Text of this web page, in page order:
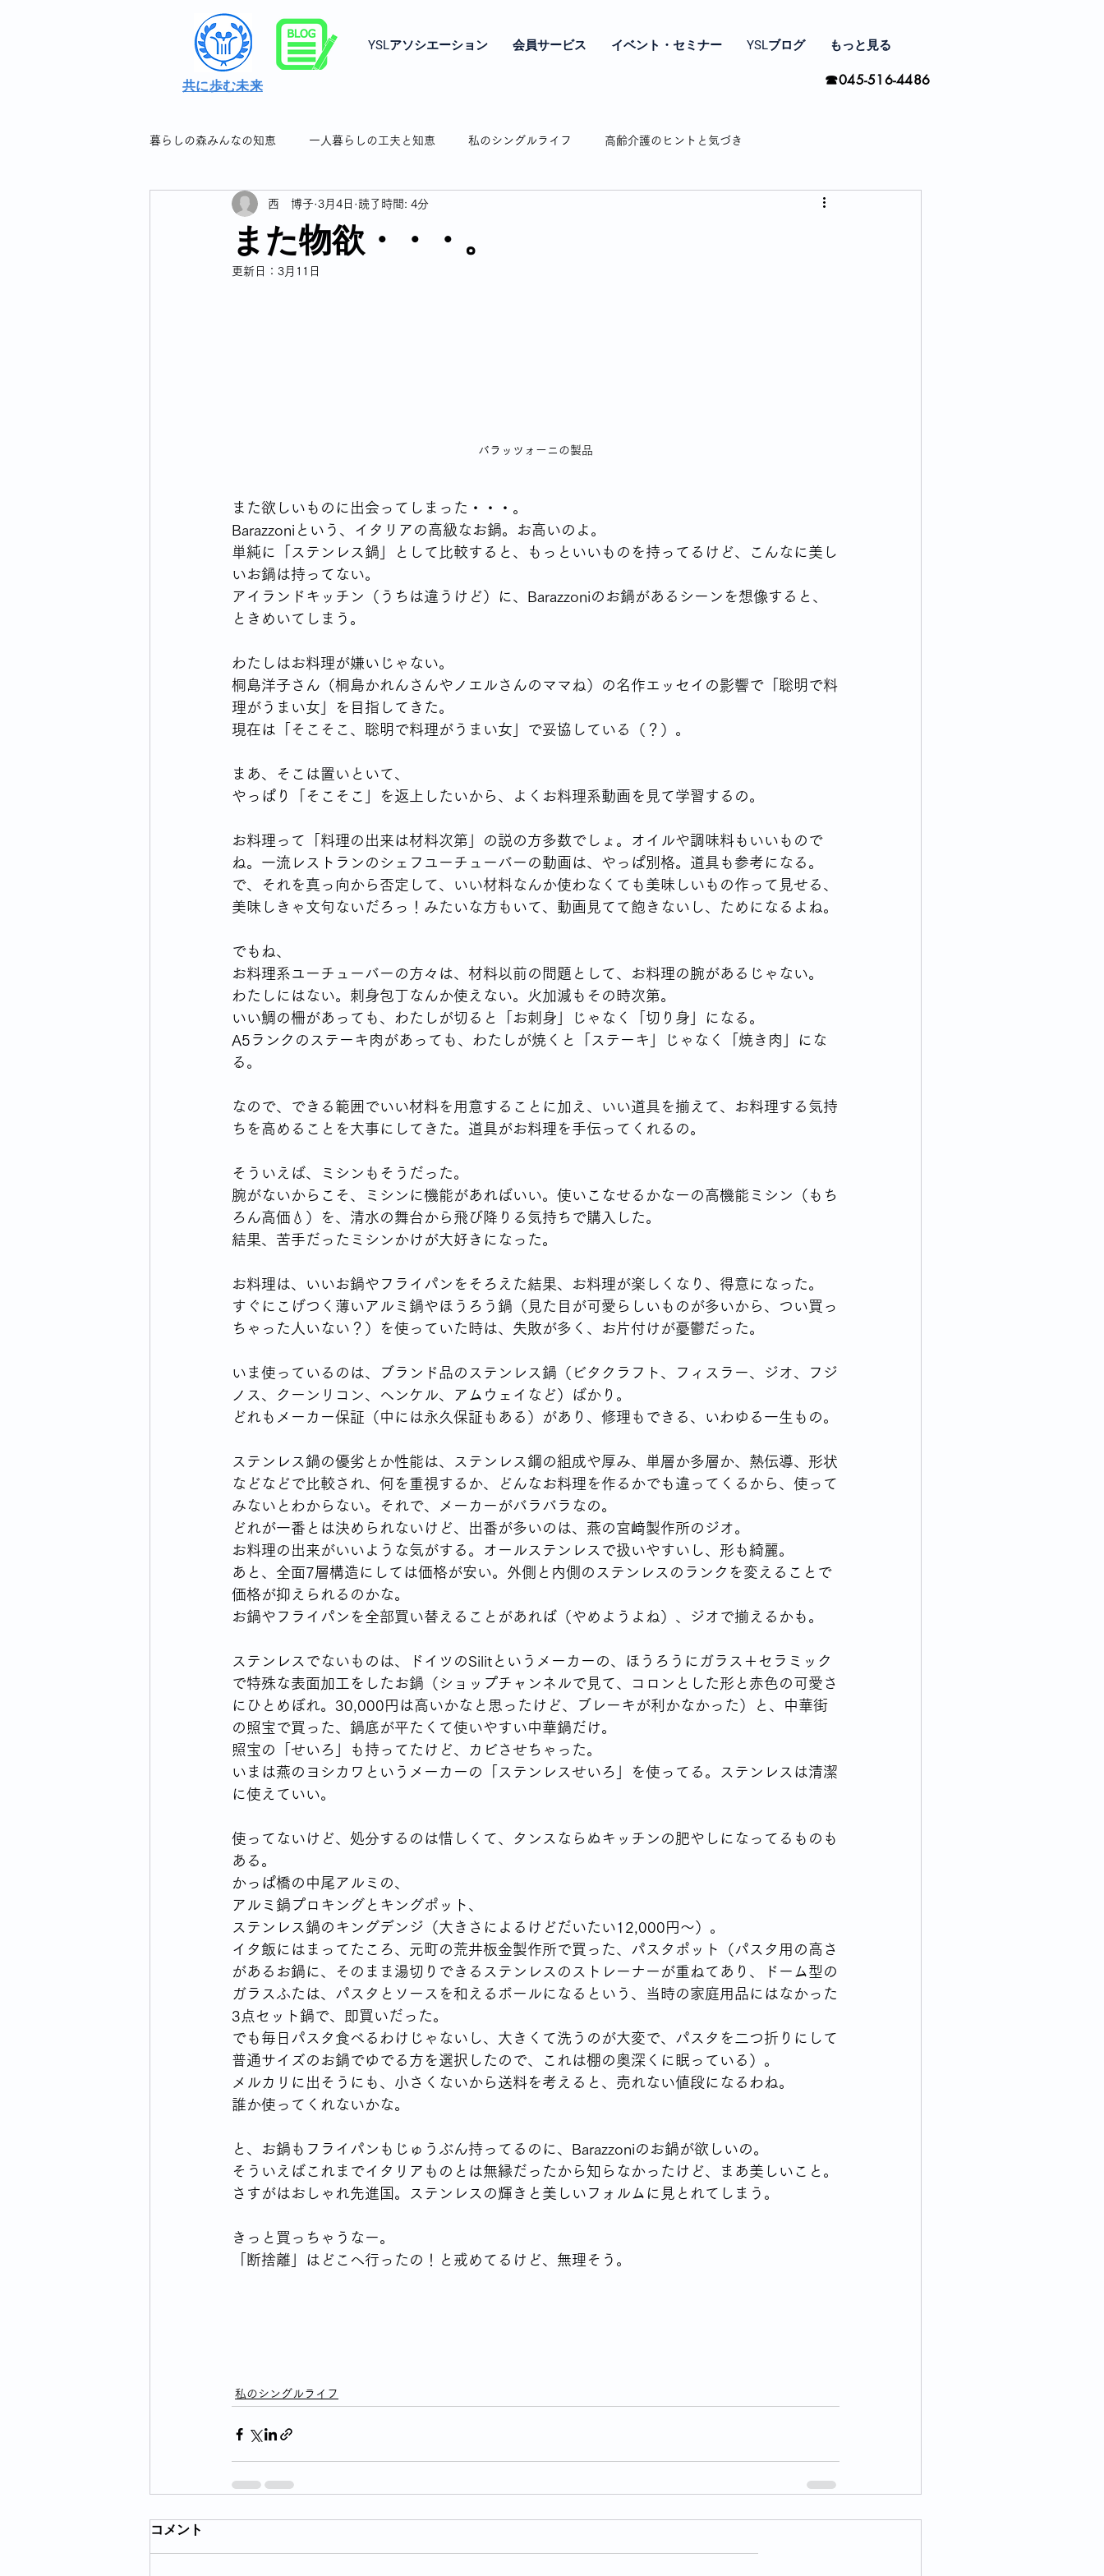
共に歩む未来
YSLアソシエーション 会員サービス イベント・セミナー YSLブログ もっと見る
☎045-516-4486
暮らしの森みんなの知恵 一人暮らしの工夫と知恵 私のシングルライフ 高齢介護のヒントと気づき
シングル女性の暮らしの知恵＆つぶやき シングル女性の年金とお金の話
シングル女性のフレイル対策
毎日の買い物どうしてますか 高齢者の住宅事情
また物欲・・・。
西 博子 3月4日 読了時間: 4分
更新日： 3月11日
バラッツォーニの製品
また欲しいものに出会ってしまった・・・。
Barazzoniという、イタリアの高級なお鍋。お高いのよ。
単純に「ステンレス鍋」として比較すると、もっといいものを持ってるけど、こんなに美し
いお鍋は持ってない。
アイランドキッチン（うちは違うけど）に、Barazzoniのお鍋があるシーンを想像すると、
ときめいてしまう。
わたしはお料理が嫌いじゃない。
桐島洋子さん（桐島かれんさんやノエルさんのママね）の名作エッセイの影響で「聡明で料
理がうまい女」を目指してきた。
現在は「そこそこ、聡明で料理がうまい女」で妥協している（？）。
まあ、そこは置いといて、
やっぱり「そこそこ」を返上したいから、よくお料理系動画を見て学習するの。
お料理って「料理の出来は材料次第」の説の方多数でしょ。オイルや調味料もいいもので
ね。一流レストランのシェフユーチューバーの動画は、やっぱ別格。道具も参考になる。
で、それを真っ向から否定して、いい材料なんか使わなくても美味しいもの作って見せる、
美味しきゃ文句ないだろっ！みたいな方もいて、動画見てて飽きないし、ためになるよね。
でもね、
お料理系ユーチューバーの方々は、材料以前の問題として、お料理の腕があるじゃない。
わたしにはない。刺身包丁なんか使えない。火加減もその時次第。
いい鯛の柵があっても、わたしが切ると「お刺身」じゃなく「切り身」になる。
A5ランクのステーキ肉があっても、わたしが焼くと「ステーキ」じゃなく「焼き肉」にな
る。
なので、できる範囲でいい材料を用意することに加え、いい道具を揃えて、お料理する気持
ちを高めることを大事にしてきた。道具がお料理を手伝ってくれるの。
そういえば、ミシンもそうだった。
腕がないからこそ、ミシンに機能があればいい。使いこなせるかなーの高機能ミシン（もち
ろん高価💧）を、清水の舞台から飛び降りる気持ちで購入した。
結果、苦手だったミシンかけが大好きになった。
お料理は、いいお鍋やフライパンをそろえた結果、お料理が楽しくなり、得意になった。
すぐにこげつく薄いアルミ鍋やほうろう鍋（見た目が可愛らしいものが多いから、つい買っ
ちゃった人いない？）を使っていた時は、失敗が多く、お片付けが憂鬱だった。
いま使っているのは、ブランド品のステンレス鍋（ビタクラフト、フィスラー、ジオ、フジ
ノス、クーンリコン、ヘンケル、アムウェイなど）ばかり。
どれもメーカー保証（中には永久保証もある）があり、修理もできる、いわゆる一生もの。
ステンレス鍋の優劣とか性能は、ステンレス鋼の組成や厚み、単層か多層か、熱伝導、形状
などなどで比較され、何を重視するか、どんなお料理を作るかでも違ってくるから、使って
みないとわからない。それで、メーカーがバラバラなの。
どれが一番とは決められないけど、出番が多いのは、燕の宮﨑製作所のジオ。
お料理の出来がいいような気がする。オールステンレスで扱いやすいし、形も綺麗。
あと、全面7層構造にしては価格が安い。外側と内側のステンレスのランクを変えることで
価格が抑えられるのかな。
お鍋やフライパンを全部買い替えることがあれば（やめようよね）、ジオで揃えるかも。
ステンレスでないものは、ドイツのSilitというメーカーの、ほうろうにガラス＋セラミック
で特殊な表面加工をしたお鍋（ショップチャンネルで見て、コロンとした形と赤色の可愛さ
にひとめぼれ。30,000円は高いかなと思ったけど、ブレーキが利かなかった）と、中華街
の照宝で買った、鍋底が平たくて使いやすい中華鍋だけ。
照宝の「せいろ」も持ってたけど、カビさせちゃった。
いまは燕のヨシカワというメーカーの「ステンレスせいろ」を使ってる。ステンレスは清潔
に使えていい。
使ってないけど、処分するのは惜しくて、タンスならぬキッチンの肥やしになってるものも
ある。
かっぱ橋の中尾アルミの、
アルミ鍋プロキングとキングポット、
ステンレス鍋のキングデンジ（大きさによるけどだいたい12,000円～）。
イタ飯にはまってたころ、元町の荒井板金製作所で買った、パスタポット（パスタ用の高さ
があるお鍋に、そのまま湯切りできるステンレスのストレーナーが重ねてあり、ドーム型の
ガラスふたは、パスタとソースを和えるボールになるという、当時の家庭用品にはなかった
3点セット鍋で、即買いだった。
でも毎日パスタ食べるわけじゃないし、大きくて洗うのが大変で、パスタを二つ折りにして
普通サイズのお鍋でゆでる方を選択したので、これは棚の奥深くに眠っている）。
メルカリに出そうにも、小さくないから送料を考えると、売れない値段になるわね。
誰か使ってくれないかな。
と、お鍋もフライパンもじゅうぶん持ってるのに、Barazzoniのお鍋が欲しいの。
そういえばこれまでイタリアものとは無縁だったから知らなかったけど、まあ美しいこと。
さすがはおしゃれ先進国。ステンレスの輝きと美しいフォルムに見とれてしまう。
きっと買っちゃうなー。
「断捨離」はどこへ行ったの！と戒めてるけど、無理そう。
私のシングルライフ
コメント